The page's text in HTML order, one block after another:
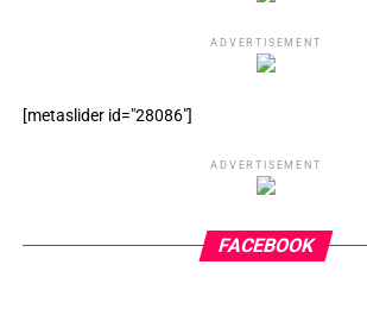
ADVERTISEMENT
[metaslider id="28086"]
ADVERTISEMENT
FACEBOOK